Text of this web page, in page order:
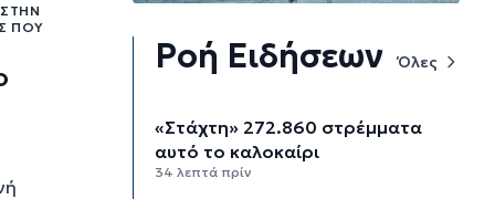
ΠΟΥ
Ροή Ειδήσεων Όλες
«Στάχτη» 272.860 στρέμματα
αυτό το καλοκαίρι
34 λεπτά πρίν